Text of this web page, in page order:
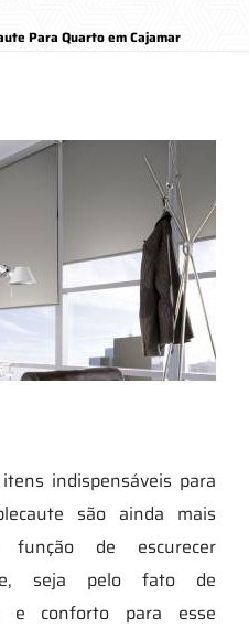
Para Quarto em Cajamar
indispensáveis para
são ainda mais
função de escurecer
seja pelo fato de
e conforto para esse